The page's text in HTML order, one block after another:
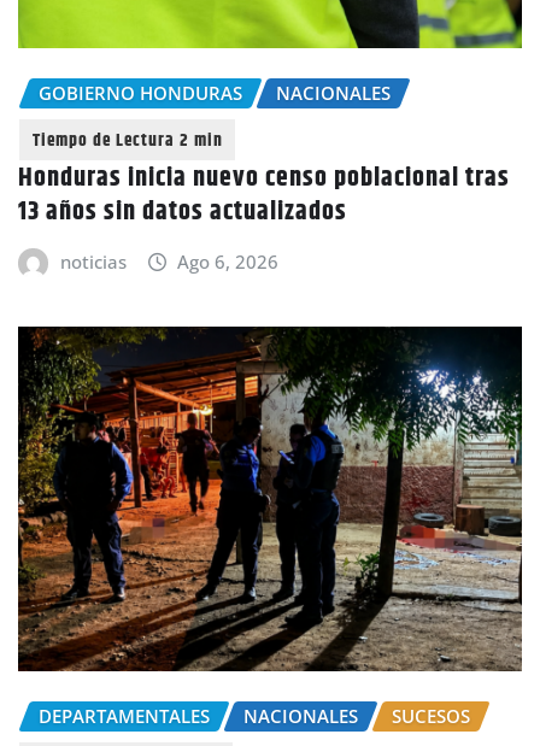
GOBIERNO HONDURAS NACIONALES
Honduras inicia nuevo censo poblacional tras
13 años sin datos actualizados
noticias Ago 6, 2026
DEPARTAMENTALES NACIONALES SUCESOS